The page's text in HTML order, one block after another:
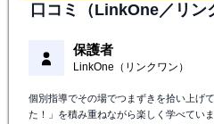
口コミ（LinkOne／リン
保護者
LinkOne（リンクワン）
個別指導でその場でつまずきを拾い上げ
た！」を積み重ねながら楽しく学べてい